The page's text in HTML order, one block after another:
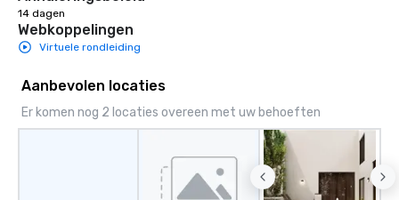
14 dagen
Webkoppelingen
Virtuele rondleiding
Aanbevolen locaties
Er komen nog 2 locaties overeen met uw behoeften